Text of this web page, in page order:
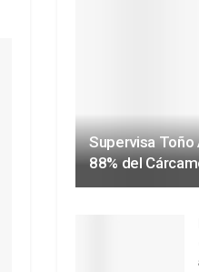
Supervisa Toño
88% del